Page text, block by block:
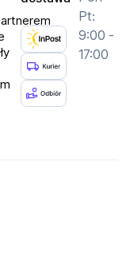
Hz
Pt:
9:00 -
17:00